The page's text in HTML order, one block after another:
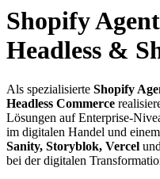
Shopify
Headless &
Als spezialisierte Shopify
Headless Commerce
Lösungen auf Enterprise-
im digitalen Handel und
Sanity, Storyblok, Vercel und
bei der digitalen